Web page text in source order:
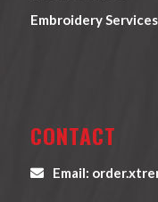
Embroidery Services
CONTACT
Email: